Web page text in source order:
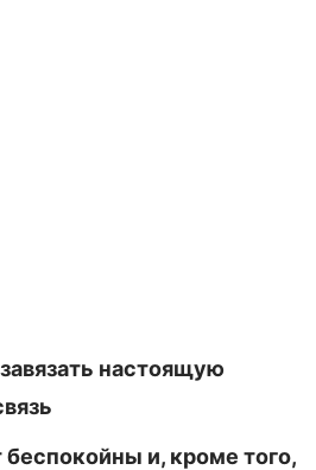
настоящую
и, кроме того,